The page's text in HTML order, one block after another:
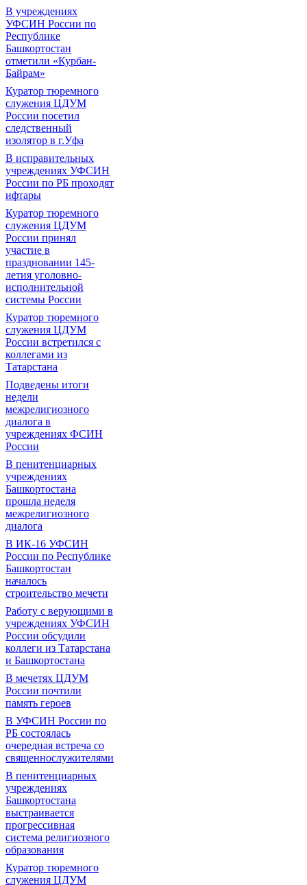
В учреждениях
УФСИН России по
Республике
Башкортостан
отметили «Курбан-
Байрам»
Куратор тюремного
служения ЦДУМ
России посетил
следственный
изолятор в г.Уфа
В исправительных
учреждениях УФСИН
России по РБ проходят
ифтары
Куратор тюремного
служения ЦДУМ
России принял
участие в
праздновании 145-
летия уголовно-
исполнительной
системы России
Куратор тюремного
служения ЦДУМ
России встретился с
коллегами из
Татарстана
Подведены итоги
недели
межрелигиозного
диалога в
учреждениях ФСИН
России
В пенитенциарных
учреждениях
Башкортостана
прошла неделя
межрелигиозного
диалога
В ИК-16 УФСИН
России по Республике
Башкортостан
началось
строительство мечети
Работу с верующими в
учреждениях УФСИН
России обсудили
коллеги из Татарстана
и Башкортостана
В мечетях ЦДУМ
России почтили
память героев
В УФСИН России по
РБ состоялась
очередная встреча со
священнослужителями
В пенитенциарных
учреждениях
Башкортостана
выстраивается
прогрессивная
система религиозного
образования
Куратор тюремного
служения ЦДУМ